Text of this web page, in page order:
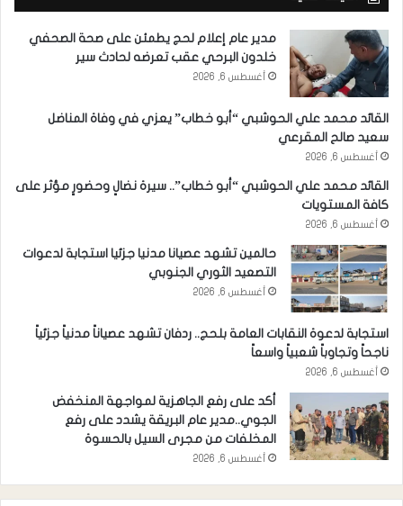
مدير عام إعلام لحج يطمئن على صحة الصحفي
خلدون البرحي عقب تعرضه لحادث سير
أغسطس 6, 2026
القائد محمد علي الحوشبي “أبو خطاب” يعزي في وفاة المناضل
سعيد صالح المقرعي
أغسطس 6, 2026
القائد محمد علي الحوشبي “أبو خطاب”.. سيرة نضالٍ وحضورٍ مؤثر على
كافة المستويات
أغسطس 6, 2026
حالمين تشهد عصيانا مدنيا جزئيا استجابة لدعوات
التصعيد الثوري الجنوبي
أغسطس 6, 2026
استجابة لدعوة النقابات العامة بلحج.. ردفان تشهد عصياناً مدنياً جزئياً
ناجحاً وتجاوباً شعبياً واسعاً
أغسطس 6, 2026
أكد على رفع الجاهزية لمواجهة المنخفض
الجوي..مدير عام البريقة يشدد على رفع
المخلفات من مجرى السيل بالحسوة
أغسطس 6, 2026